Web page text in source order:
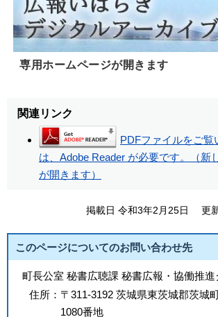
専用ホームページが開きます
関連リンク
PDFファイルをご覧
は、Adobe Reader が必要です。（新
が開きます）
掲載日 令和3年2月25日 更
このページについてのお問い合わせ先
町長公室 秘書広聴課 秘書広報・協働推進
住所： 〒311-3192 茨城県東茨城郡茨城
1080番地